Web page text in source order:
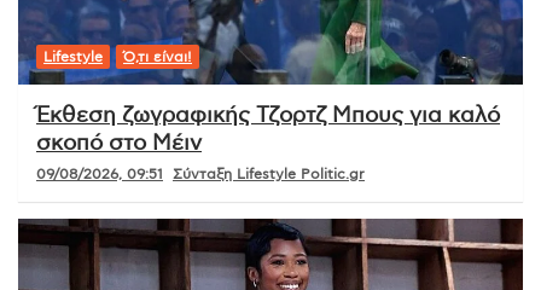
Lifestyle Ό,τι είναι!
Έκθεση ζωγραφικής Τζορτζ Μπους για καλό
σκοπό στο Μέιν
09/08/2026, 09:51 Σύνταξη Lifestyle Politic.gr